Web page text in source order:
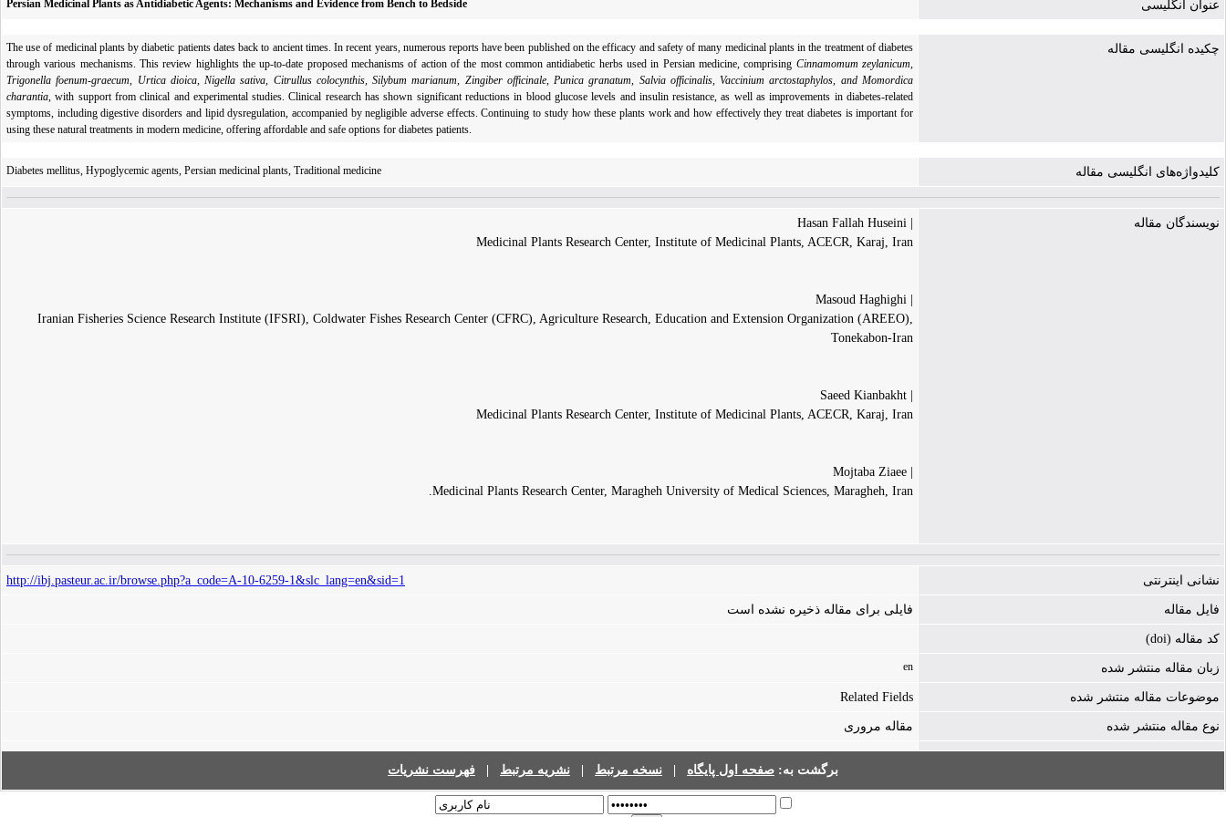
عنوان انگلیسی Persian Medicinal Plants as Antidiabetic Agents: Mechanisms and Evidence from Bench to Bedside
چکیده انگلیسی مقاله
The use of medicinal plants by diabetic patients dates back to ancient times. In recent years, numerous reports have been published on the efficacy and safety of many medicinal plants in the treatment of diabetes
through various mechanisms. This review highlights the up-to-date proposed mechanisms of action of the most common antidiabetic herbs used in Persianmedicine,comprising Cinnamomum zeylanicum,
Trigonella foenum-graecum, Urtica dioica, Nigella sativa, Citrullus colocynthis, Silybum marianum, Zingiber officinale, Punica granatum, Salvia officinalis, Vaccinium arctostaphylos, and Momordica
charantia, with support from clinical and experimental studies. Clinical research has shown significant reductions in blood glucose levels and insulin resistance, as well as improvements in diabetes-related
symptoms, including digestive disorders and lipid dysregulation, accompanied by negligible adverse effects. Continuing to study how these plants work and how effectively they treat diabetes is important for
using these natural treatments in modern medicine, offering affordable and safe options for diabetes patients.
کلیدواژه‌های انگلیسی مقاله Diabetes mellitus, Hypoglycemic agents, Persian medicinal plants, Traditional medicine
نویسندگان مقاله
Medicinal Plants Research Center, Institute of Medicinal Plants, ACECR, Karaj, Iran
Iranian Fisheries Science Research Institute (IFSRI), Coldwater Fishes Research Center (CFRC), Agriculture Research, Education and Extension Organization (AREEO),
Tonekabon-Iran
Medicinal Plants Research Center, Institute of Medicinal Plants, ACECR, Karaj, Iran
Medicinal Plants Research Center, Maragheh University of Medical Sciences, Maragheh, Iran.
نشانی اینترنتی http://ibj.pasteur.ac.ir/browse.php?a_code=A-10-6259-1&slc_lang=en&sid=1
فایل مقاله فایلی برای مقاله ذخیره نشده است
کد مقاله (doi)
زبان مقاله منتشر شده en
موضوعات مقاله منتشر شده Related Fields
نوع مقاله منتشر شده مقاله مروری
برگشت به: صفحه اول پایگاه نسخه مرتبط نشریه مرتبط فهرست نشریات